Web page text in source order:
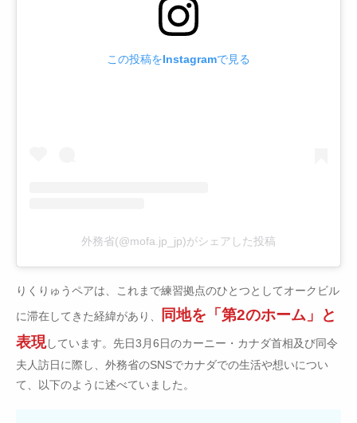
この投稿をInstagramで見る
外務省(@mofa.jp_jp)がシェアした投稿
りくりゅうペアは、これまで練習拠点のひとつとしてオークビル
に滞在してきた経緯があり、
同地を「第2のホーム」と
表現しています。先日3月6日のカーニー・カナダ首相及び同令
夫人訪日に際し、外務省のSNSでカナダでの生活や想いについ
て、以下のように述べていました。